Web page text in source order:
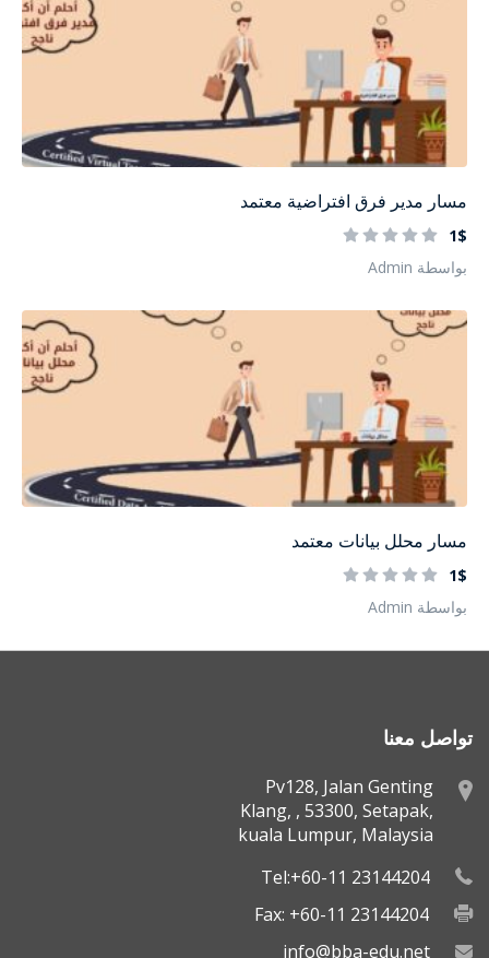
مسار مدير فرق افتراضية معتمد
1$
بواسطة Admin
مسار محلل بيانات معتمد
1$
بواسطة Admin
تواصل معنا
Pv128, Jalan Genting
Klang, , 53300, Setapak,
kuala Lumpur, Malaysia
Tel:+60-11 23144204
Fax: +60-11 23144204
info@bba-edu.net